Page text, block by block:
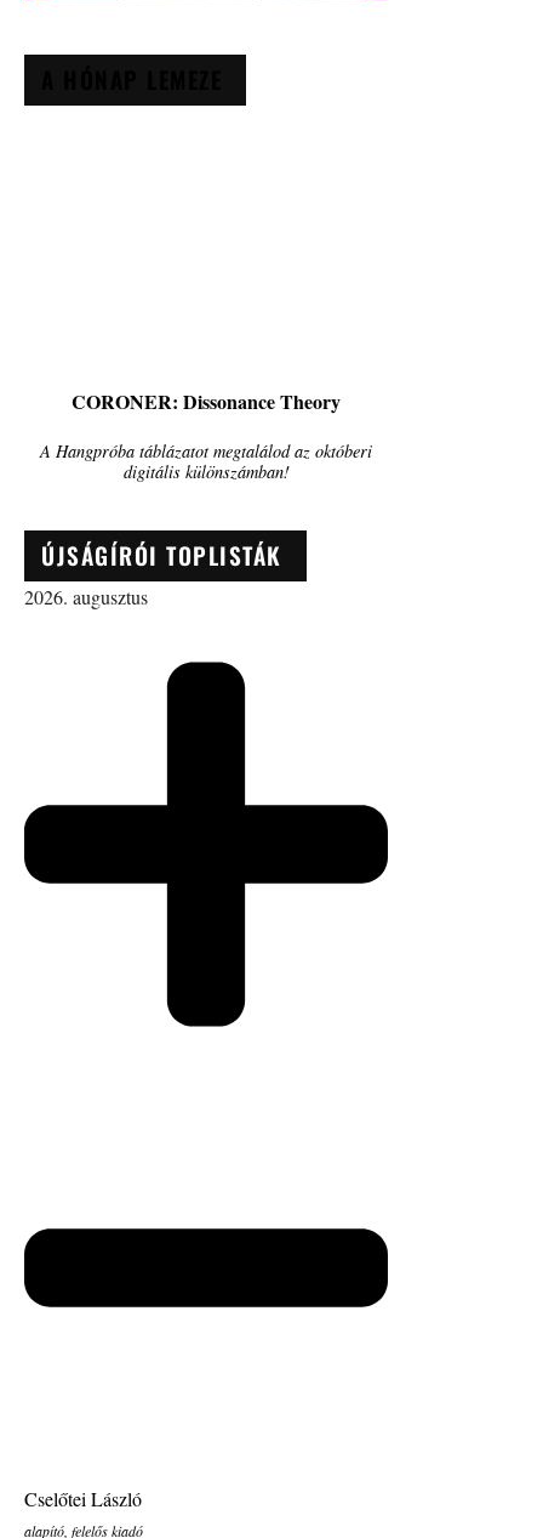
CORONER: Dissonance Theory
A Hangpróba táblázatot megtalálod az októberi
digitális különszámban!
ÚJSÁGÍRÓI TOPLISTÁK
2026. augusztus
Cselőtei László
alapító, felelős kiadó